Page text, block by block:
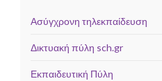
Ασύγχρονη τηλεκπαίδευση
Δικτυακή πύλη sch.gr
Εκπαιδευτική Πύλη